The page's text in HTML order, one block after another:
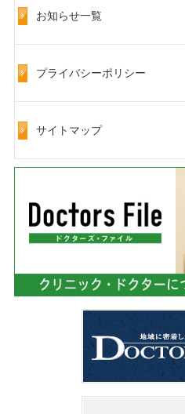
お知らせ一覧
プライバシーポリシー
サイトマップ